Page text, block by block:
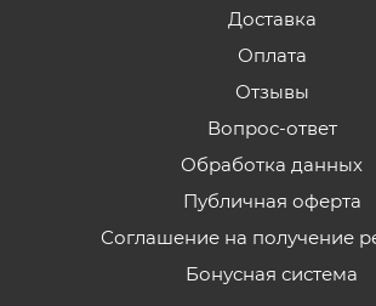
Доставка
Оплата
Отзывы
Вопрос-ответ
Обработка данных
Публичная оферта
Соглашение на получение
Бонусная система